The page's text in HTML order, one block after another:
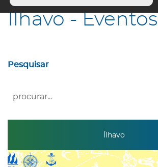
Ílhavo - Eventos
Pesquisar
Ílhavo